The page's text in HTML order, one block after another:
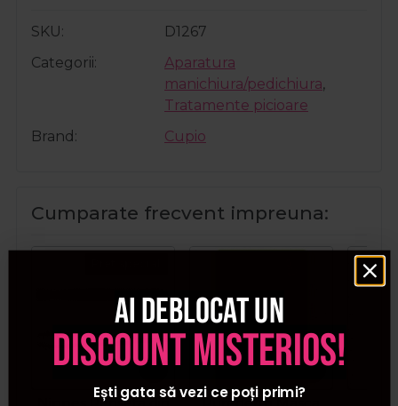
SKU
D1267
Categorii
Aparatura
manichiura/pedichiura,
Tratamente picioare
Brand
Cupio
Cumparate frecvent impreuna:
Ai deblocat un
discount misterios!
Ești gata să vezi ce poți primi?